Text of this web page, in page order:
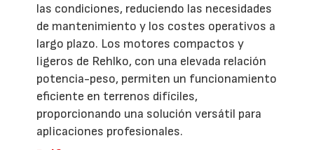
las condiciones, reduciendo las necesidades
de mantenimiento y los costes operativos a
largo plazo. Los motores compactos y
ligeros de Rehlko, con una elevada relación
potencia-peso, permiten un funcionamiento
eficiente en terrenos difíciles,
proporcionando una solución versátil para
aplicaciones profesionales.